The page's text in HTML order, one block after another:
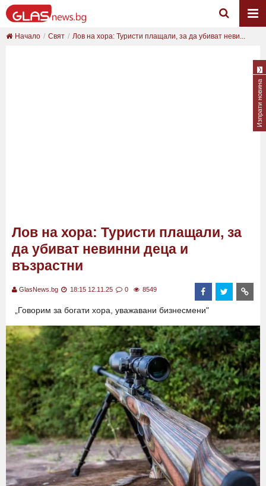
Начало Свят Лов на хора: Туристи плащали, за да убиват неви...
Лов на хора: Туристи плащали, за
да убиват невинни деца и
възрастни
GlasNews.bg 18:15 12.11.25 0 8549
„Говорим за богати хора, уважавани бизнесмени"
Изпрати новина